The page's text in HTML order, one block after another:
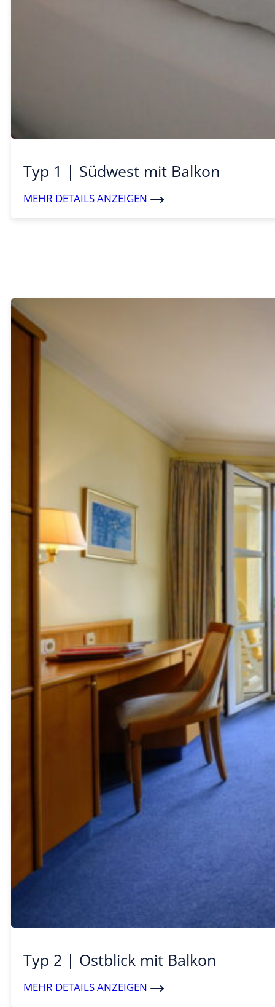
Typ 1 | Südwest mit Balkon
MEHR DETAILS ANZEIGEN
Typ 2 | Ostblick mit Balkon
MEHR DETAILS ANZEIGEN